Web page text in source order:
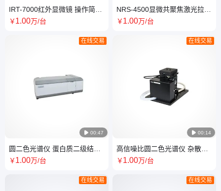
IRT-7000红外显微镜 操作简单
不易损坏 自动调节光圈
￥1.00万/台
 00:47
在线交易
圆二色光谱仪 蛋白质二级结构
测量稳定响应速度快
￥1.00万/台
在线交易
NRS-4500显微共聚焦激光拉曼
光谱仪 无色差 无像差 分辨率高
￥1.00万/台
 00:14
在线交易
高信噪比圆二色光谱仪 杂散光
低 波长准确度高 提供运输
￥1.00万/台
在线交易